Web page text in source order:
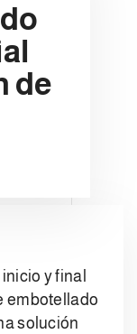
de
y final
embotellado
solución